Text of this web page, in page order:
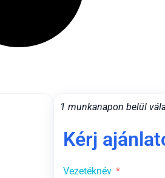
1 munkanapon belül
Kérj
Vezetéknév